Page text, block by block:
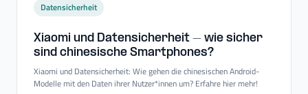
Datensicherheit
Xiaomi und Datensicherheit – wie sicher
sind chinesische Smartphones?
Xiaomi und Datensicherheit: Wie gehen die chinesischen Android-
Modelle mit den Daten ihrer Nutzer*innen um? Erfahre hier mehr!